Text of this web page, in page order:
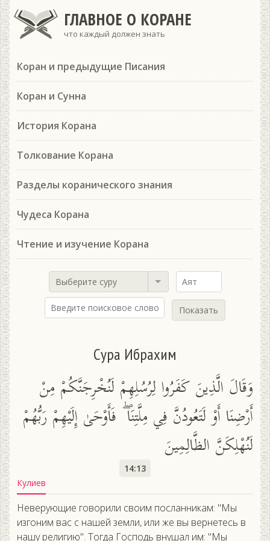
ГЛАВНОЕ О КОРАНЕ
что каждый должен знать
Коран и предыдущие Писания
Коран и Сунна
История Корана
Толкование Корана
Разделы коранического знания
Чудеса Корана
Чтение и изучение Корана
Выберите суру
Показать
Сура Ибрахим
وَقَالَ الَّذِينَ كَفَرُوا لِرُسُلِهِمْ لَنُخْرِجَنَّكُمْ مِنْ
أَرْضِنَا أَوْ لَتَعُودُنَّ فِي مِلَّتِنَا ۖ فَأَوْحَىٰ إِلَيْهِمْ رَبُّهُمْ
لَنُهْلِكَنَّ الظَّالِمِينَ
14:13
Кулиев
Неверующие говорили своим посланникам: "Мы
изгоним вас с нашей земли, или же вы вернетесь в
нашу религию". Тогда Господь внушал им: "Мы